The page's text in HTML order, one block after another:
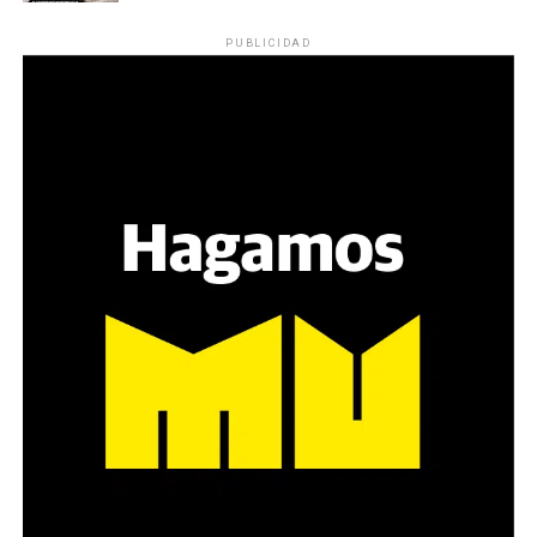
es a través del interrogante, que puedan encarnar la
pregunta», comparte Gonzalo, de 41 años.
PUBLICIDAD